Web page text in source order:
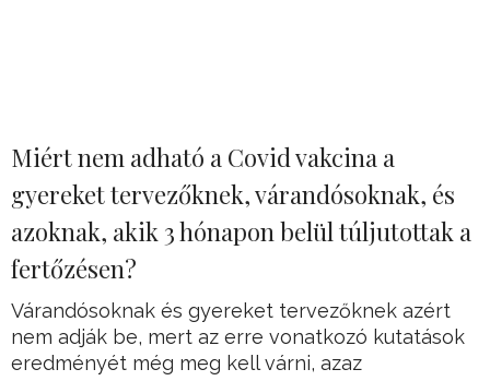
Miért nem adható a Covid vakcina a
gyereket tervezőknek, várandósoknak, és
azoknak, akik 3 hónapon belül túljutottak a
fertőzésen?
Várandósoknak és gyereket tervezőknek azért
nem adják be, mert az erre vonatkozó kutatások
eredményét még meg kell várni, azaz